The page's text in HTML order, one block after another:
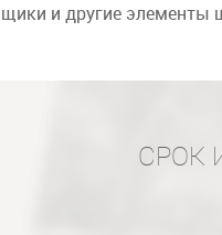
и другие элементы
СРОК